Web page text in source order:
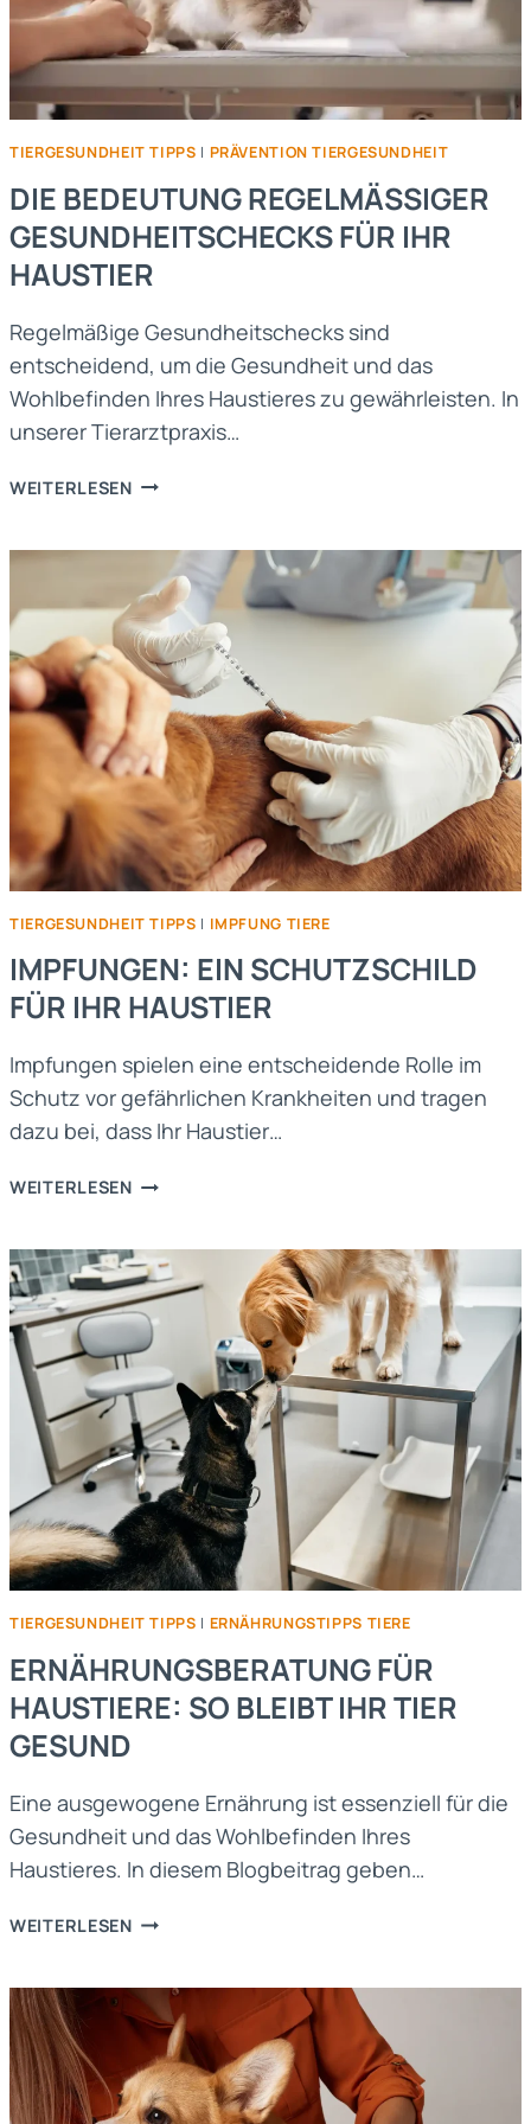
TIERGESUNDHEIT TIPPS | PRÄVENTION TIERGESUNDHEIT
DIE BEDEUTUNG REGELMÄSSIGER G
ESUNDHEITSCHECKS FÜR IHR H
AUSTIER
Regelmäßige Gesundheitschecks sind
entscheidend, um die Gesundheit und das
Wohlbefinden Ihres Haustieres zu gewährleisten. In
unserer Tierarztpraxis…
WEITERLESENDIE
ESUNDHEITSCHECKS F
ÜR I
HR H
AUSTIER
TIERGESUNDHEIT TIPPS | IMPFUNG TIERE
IMPFUNGEN: EIN SCHUTZSCHILD
FÜR IHR HAUSTIER
Impfungen spielen eine entscheidende Rolle im
Schutz vor gefährlichen Krankheiten und tragen
dazu bei, dass Ihr Haustier…
WEITERLESENIMPFUNGEN:
FÜR
IHR
HAUSTIER
TIERGESUNDHEIT TIPPS | ERNÄHRUNGSTIPPS TIERE
ERNÄHRUNGSBERATUNG FÜR
HAUSTIERE: SO BLEIBT IHR TIER
GESUND
Eine ausgewogene Ernährung ist essenziell für die
Gesundheit und das Wohlbefinden Ihres
Haustieres. In diesem Blogbeitrag geben…
WEITERLESENERNÄHRUNGSBERATUNG
SO
BLEIBT
IHR
TIER
GESUND